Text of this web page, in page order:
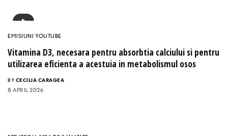
EMISIUNI YOUTUBE
Vitamina D3, necesara pentru absorbtia calciului si pentru
utilizarea eficienta a acestuia in metabolismul osos
BY CECILIA CARAGEA
8 APRIL 2026